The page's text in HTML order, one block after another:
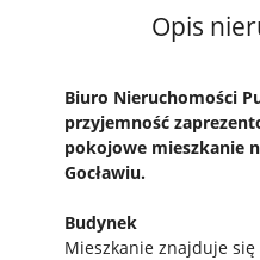
Opis
Biuro Nieruchomości
przyjemność
pokojowe mieszkanie
Gocławiu.
Budynek
Mieszkanie znajduje